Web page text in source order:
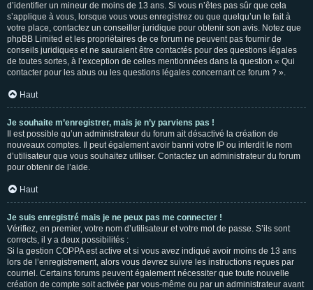
d’identifier un mineur de moins de 13 ans. Si vous n’êtes pas sûr que cela
s’applique à vous, lorsque vous vous enregistrez ou que quelqu’un le fait à
votre place, contactez un conseiller juridique pour obtenir son avis. Notez que
phpBB Limited et les propriétaires de ce forum ne peuvent pas fournir de
conseils juridiques et ne sauraient être contactés pour des questions légales
de toutes sortes, à l’exception de celles mentionnées dans la question « Qui
contacter pour les abus ou les questions légales concernant ce forum ? ».
Haut
Je souhaite m’enregistrer, mais je n’y parviens pas !
Il est possible qu’un administrateur du forum ait désactivé la création de
nouveaux comptes. Il peut également avoir banni votre IP ou interdit le nom
d’utilisateur que vous souhaitez utiliser. Contactez un administrateur du forum
pour obtenir de l’aide.
Haut
Je suis enregistré mais je ne peux pas me connecter !
Vérifiez, en premier, votre nom d’utilisateur et votre mot de passe. S’ils sont
corrects, il y a deux possibilités :
Si la gestion COPPA est active et si vous avez indiqué avoir moins de 13 ans
lors de l’enregistrement, alors vous devrez suivre les instructions reçues par
courriel. Certains forums peuvent également nécessiter que toute nouvelle
création de compte soit activée par vous-même ou par un administrateur avant